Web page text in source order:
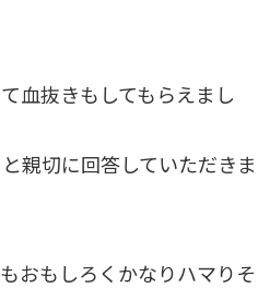
血抜きもしてもらえまし
親切に回答していただきま
おもしろくかなりハマりそ